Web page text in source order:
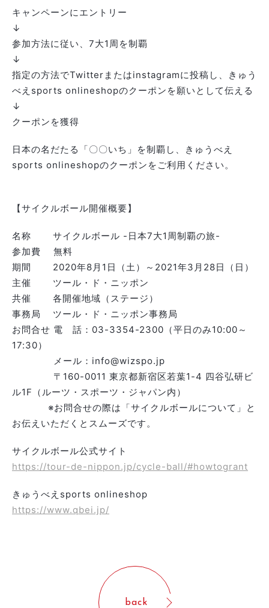
キャンペーンにエントリー
↓
参加方法に従い、7大1周を制覇
↓
指定の方法でTwitterまたはinstagramに投稿し、きゅう
べえsports onlineshopのクーポンを願いとして伝える
↓
クーポンを獲得
日本の名だたる「〇〇いち」を制覇し、きゅうべえ
sports onlineshopのクーポンをご利用ください。
【サイクルボール開催概要】
名称 サイクルボール -日本7大1周制覇の旅-
参加費 無料
期間 2020年8月1日（土）～2021年3月28日（日）
主催 ツール・ド・ニッポン
共催 各開催地域（ステージ）
事務局 ツール・ド・ニッポン事務局
お問合せ 電 話：03-3354-2300（平日のみ10:00～
17:30）
メール：info@wizspo.jp
〒160-0011 東京都新宿区若葉1-4 四谷弘研ビ
ル1F（ルーツ・スポーツ・ジャパン内）
※お問合せの際は「サイクルボールについて」と
お伝えいただくとスムーズです。
サイクルボール公式サイト
https://tour-de-nippon.jp/cycle-ball/#howtogrant
きゅうべえsports onlineshop
https://www.qbei.jp/
back